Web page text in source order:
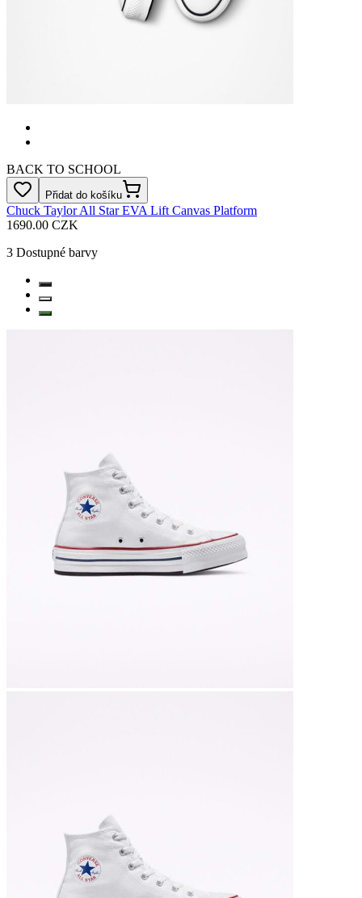
BACK TO SCHOOL
Přidat do košíku
Chuck Taylor All Star EVA Lift Canvas Platform
1690.00 CZK
3 Dostupné barvy